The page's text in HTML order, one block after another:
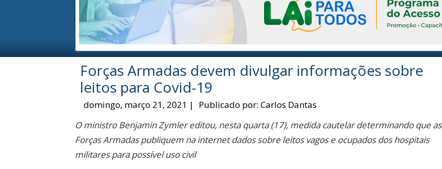
Forças Armadas devem divulgar informações sobre
leitos para Covid-19
domingo, março 21, 2021 | Publicado por: Carlos Dantas
O ministro Benjamin Zymler editou, nesta quarta (17), medida cautelar determinando que as
Forças Armadas publiquem na internet dados sobre leitos vagos e ocupados dos hospitais
militares para possível uso civil